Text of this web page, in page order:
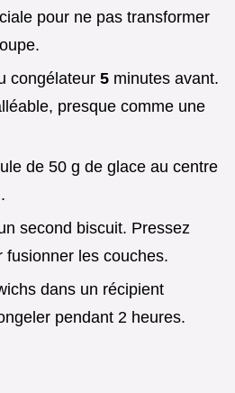
pour ne pas transformer
congélateur 5 minutes avant.
presque comme une
de 50 g de glace au centre
second biscuit. Pressez
fusionner les couches.
dans un récipient
pendant 2 heures.